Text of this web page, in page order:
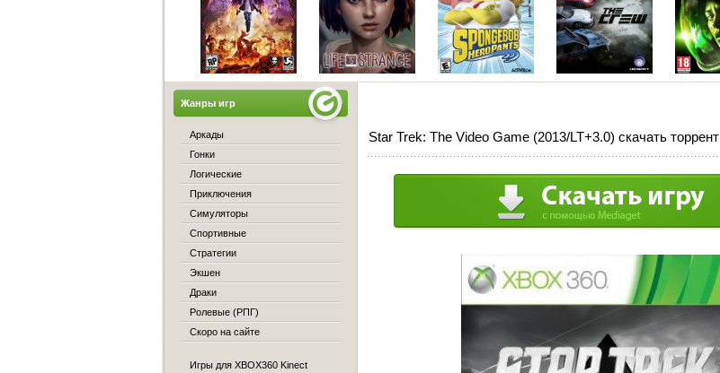
Star Trek: The Video Game (2013/LT+3.0) скачать торрент
Жанры игр
Аркады
Гонки
Логические
Приключения
Симуляторы
Спортивные
Стратегии
Экшен
Драки
Ролевые (РПГ)
Скоро на сайте
Игры для XBOX360 Kinect